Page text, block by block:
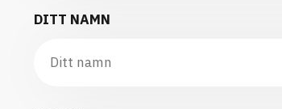
DITT NAMN